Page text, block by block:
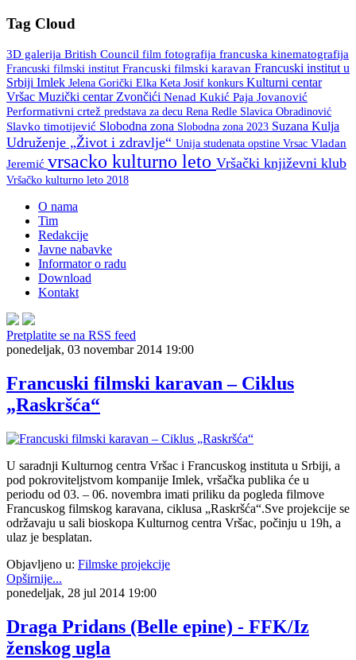
Tag Cloud
3D galerija British Council film fotografija francuska kinematografija
Francuski filmski institut Francuski filmski karavan Francuski institut u
Srbiji Imlek Jelena Gorički Elka Keta Josif konkurs Kulturni centar
Vršac Muzički centar Zvončići Nenad Kukić Paja Jovanović
Performativni crtež predstava za decu Rena Redle Slavica Obradinović
Slavko timotijević Slobodna zona Slobodna zona 2023 Suzana Kulja
Udruženje „Život i zdravlje“ Unija studenata opstine Vrsac Vladan
Jeremić vrsacko kulturno leto Vršački književni klub
Vršačko kulturno leto 2018
O nama
Tim
Redakcije
Javne nabavke
Informator o radu
Download
Kontakt
Pretplatite se na RSS feed
ponedeljak, 03 novembar 2014 19:00
Francuski filmski karavan – Ciklus
„Raskršća“
U saradnji Kulturnog centra Vršac i Francuskog instituta u Srbiji, a
pod pokroviteljstvom kompanije Imlek, vršačka publika će u
periodu od 03. – 06. novembra imati priliku da pogleda filmove
Francuskog filmskog karavana, ciklusa „Raskršća“.Sve projekcije se
održavaju u sali bioskopa Kulturnog centra Vršac, počinju u 19h, a
ulaz je besplatan.
Objavljeno u: Filmske projekcije
Opširnije...
ponedeljak, 28 jul 2014 19:00
Draga Pridans (Belle epine) - FFK/Iz
ženskog ugla